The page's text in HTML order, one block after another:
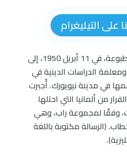
على التيليغرام
أرسل أينشتاين الرسالة المطبوعة، في 11 أبريل 1950، إلى
الدراسات الدينية في
في مدينة نيويورك. أُجبرت
من ألمانيا التي احتلها
وفقًا لمجموعة راب، وهي
(الرسالة مكتوبة باللغة